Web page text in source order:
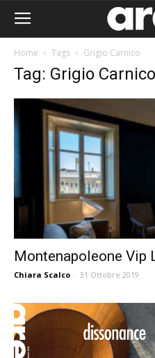
Home Tags Grigio Carnico
Tag: Grigio Carnico
Montenapoleone Vip
Chiara Scalco - 31 Ottobre 2019